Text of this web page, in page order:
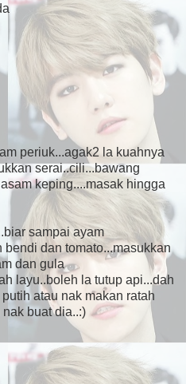
periuk...agak2 la kuahnya
serai..cili...bawang
keping....masak hingga
sampai ayam
dan tomato...masukkan
dan gula
layu..boleh la tutup api...dah
atau nak makan ratah
buat dia..:)